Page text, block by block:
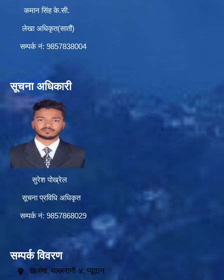
कमान सिंह के.सी.
लेखा अधिकृत(सातौं)
सम्पर्क न‌ं: 9857838004
सूचना अधिकारी
सुरेश पोख्रेल
सूचना प्रविधि अधिकृत
सम्पर्क नं: 9857868029
सम्पर्क विवरण
खलंगा, मल्लरानी-४, प्यूठान